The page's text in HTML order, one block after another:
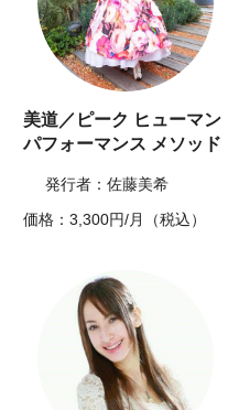
美道／ピーク ヒューマン
パフォーマンス メソッド
発行者：佐藤美希
価格：3,300円/月（税込）